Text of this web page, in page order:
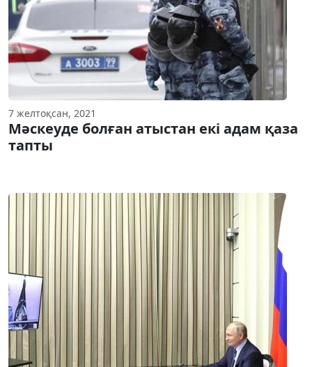
7 желтоқсан, 2021
Мәскеуде болған атыстан екі адам қаза
тапты